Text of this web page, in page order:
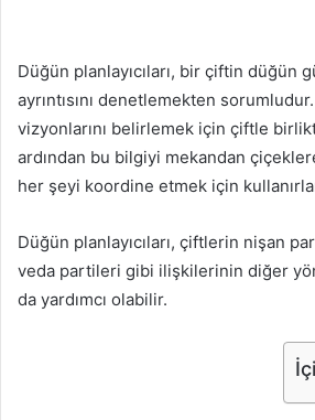
Düğün planlayıcıları, bir çiftin düğün
ayrıntısını denetlemekten
vizyonlarını belirlemek için çiftle
ardından bu bilgiyi mekandan
her şeyi koordine etmek için
Düğün planlayıcıları, çiftlerin nişan
veda partileri gibi ilişkilerinin diğer
da yardımcı olabilir.